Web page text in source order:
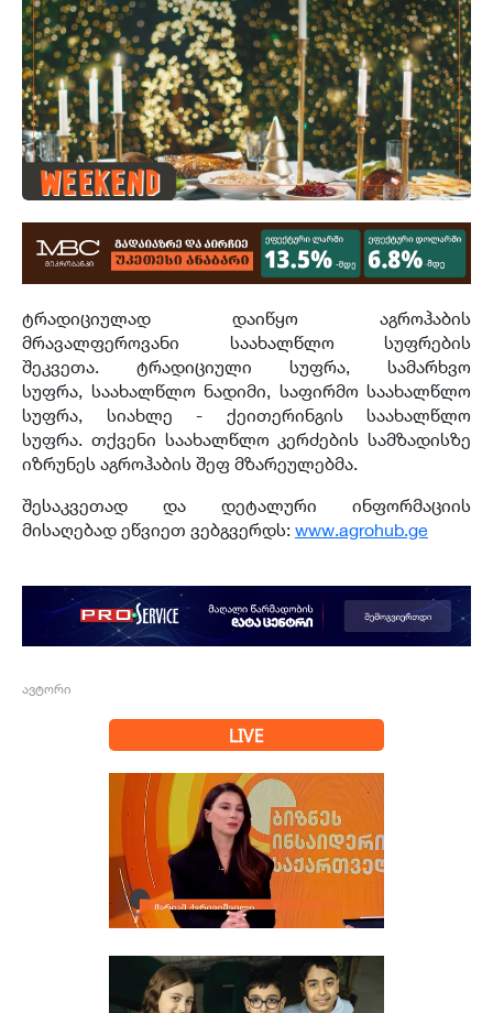
ტრადიციულად დაიწყო აგროჰაბის
მრავალფეროვანი საახალწლო სუფრების
შეკვეთა. ტრადიციული სუფრა, სამარხვო
სუფრა, საახალწლო ნადიმი, საფირმო საახალწლო
სუფრა, სიახლე - ქეითერინგის საახალწლო
სუფრა. თქვენი საახალწლო კერძების სამზადისზე
იზრუნეს აგროჰაბის შეფ მზარეულებმა.
შესაკვეთად და დეტალური ინფორმაციის
მისაღებად ეწვიეთ ვებგვერდს: www.agrohub.ge
ავტორი
LIVE